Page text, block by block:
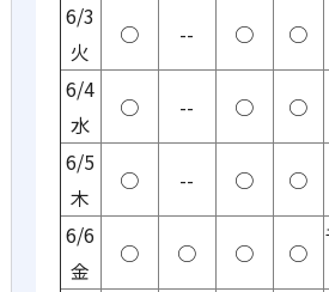
6/3
火
○ -- ○ ○
6/4
水
○ -- ○ ○
6/5
木
○ -- ○ ○
6/6
金
○ ○ ○ ○